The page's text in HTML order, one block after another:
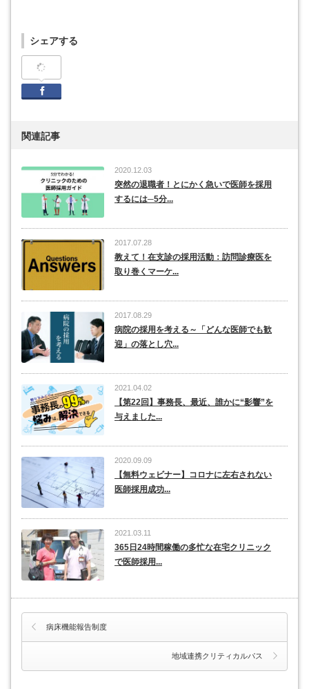
シェアする
関連記事
2020.12.03
突然の退職者！とにかく急いで医師を採用
するには─5分...
2017.07.28
教えて！在支診の採用活動：訪問診療医を
取り巻くマーケ...
2017.08.29
病院の採用を考える～「どんな医師でも歓
迎」の落とし穴...
2021.04.02
【第22回】事務長、最近、誰かに“影響”を
与えました...
2020.09.09
【無料ウェビナー】コロナに左右されない
医師採用成功...
2021.03.11
365日24時間稼働の多忙な在宅クリニック
で医師採用...
病床機能報告制度
地域連携クリティカルパス